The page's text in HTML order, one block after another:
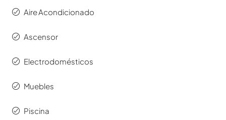
Aire Acondicionado
Ascensor
Electrodomésticos
Muebles
Piscina